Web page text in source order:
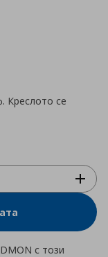
Креслото се
с този